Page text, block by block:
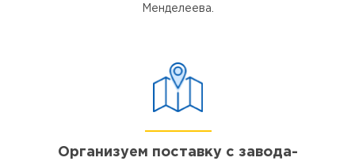
Менделеева.
Организуем поставку с завода-